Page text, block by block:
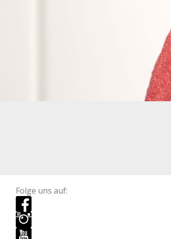
Folge uns auf: